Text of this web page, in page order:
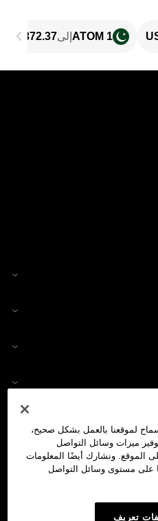
1 ATOM إلى
لموقعنا بالعمل بشكل صحيح،
ميزات وسائل التواصل
الموقع. ونشارك أيضًا المعلومات
على مستوى وسائل التواصل
تعريف